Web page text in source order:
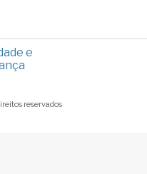
e
reservados